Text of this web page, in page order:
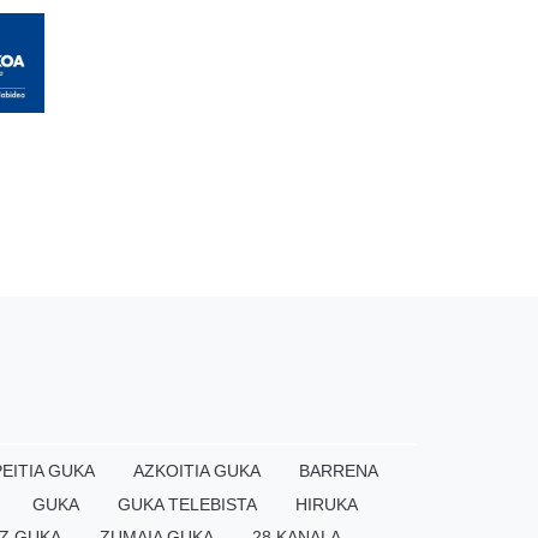
GUKA AZKOITIA GUKA
BARRENA
GUKA
GUKA TELEBISTA
HIRUKA